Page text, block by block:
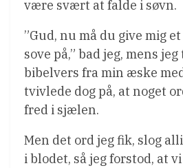
være svært at falde i søvn.
”Gud, nu må du give mig
sove på,” bad jeg, mens
bibelvers fra min æske
tvivlede dog på, at noget
fred i sjælen.
Men det ord jeg fik, slog
i blodet, så jeg forstod, at